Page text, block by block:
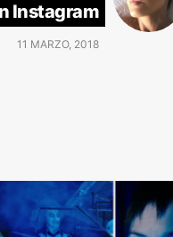
Instagram
11 MARZO, 2018